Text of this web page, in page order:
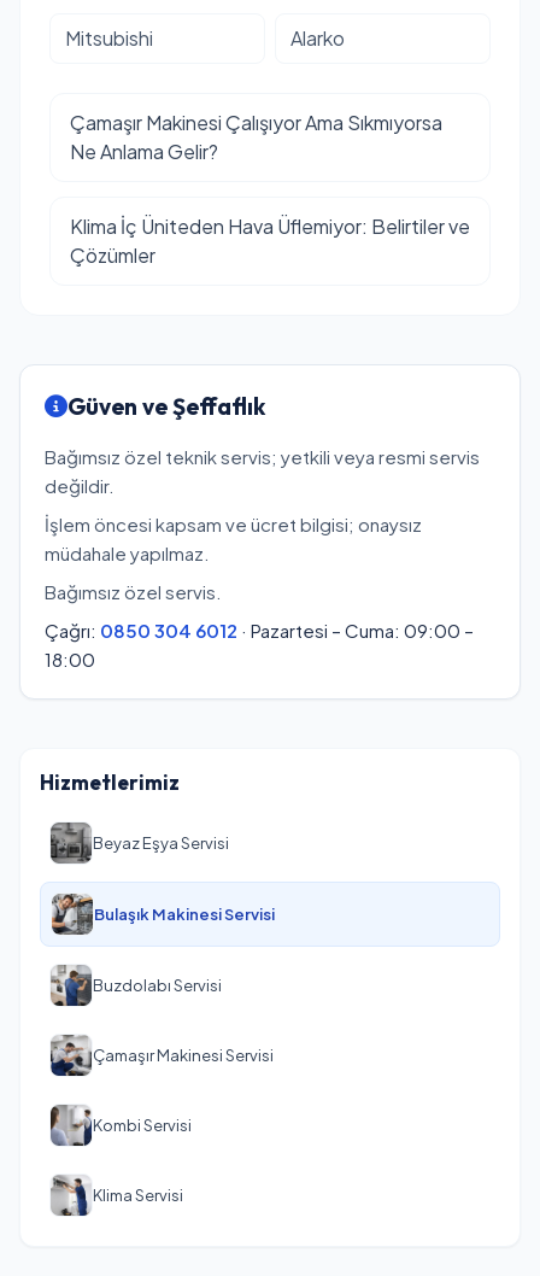
Mitsubishi Alarko
Çamaşır Makinesi Çalışıyor Ama Sıkmıyorsa
Ne Anlama Gelir?
Klima İç Üniteden Hava Üflemiyor: Belirtiler ve
Çözümler
Güven ve Şeffaflık
Bağımsız özel teknik servis; yetkili veya resmi servis
değildir.
İşlem öncesi kapsam ve ücret bilgisi; onaysız
müdahale yapılmaz.
Bağımsız özel servis.
Çağrı: 0850 304 6012 · Pazartesi – Cuma: 09:00 –
18:00
Hizmetlerimiz
Beyaz Eşya Servisi
Bulaşık Makinesi Servisi
Buzdolabı Servisi
Çamaşır Makinesi Servisi
Kombi Servisi
Klima Servisi